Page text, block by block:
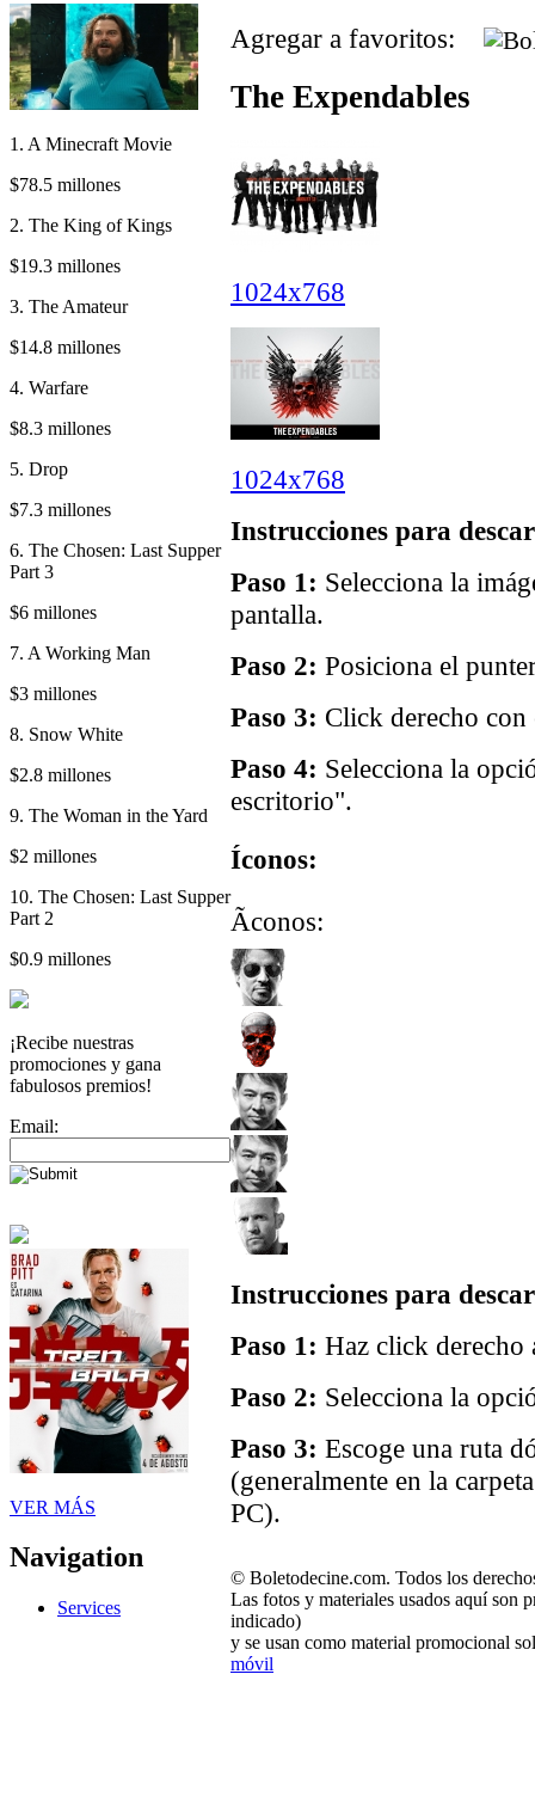
1. A Minecraft Movie
$78.5 millones
2. The King of Kings
$19.3 millones
3. The Amateur
$14.8 millones
4. Warfare
$8.3 millones
5. Drop
$7.3 millones
6. The Chosen: Last Supper
Part 3
$6 millones
7. A Working Man
$3 millones
8. Snow White
$2.8 millones
9. The Woman in the Yard
$2 millones
10. The Chosen: Last Supper
Part 2
$0.9 millones
¡Recibe nuestras
promociones y gana
fabulosos premios!
Email:
VER MÁS
Navigation
Services
Agregar a favoritos:
The Expendables
1024x768
1024x768
Instrucciones para
Paso 1: Selecciona la
pantalla.
Paso 2: Posiciona el
Paso 3: Click derecho con
Paso 4: Selecciona la
escritorio".
Íconos:
Ãconos:
Instrucciones para
Paso 1: Haz click derecho
Paso 2: Selecciona la
Paso 3: Escoge una ruta
(generalmente en la
PC).
© Boletodecine.com. Todos los
Las fotos y materiales usados aquí son
indicado)
y se usan como material promocional
móvil